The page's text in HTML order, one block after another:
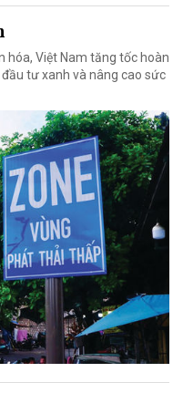
hóa, Việt Nam tăng tốc hoàn
tư xanh và nâng cao sức